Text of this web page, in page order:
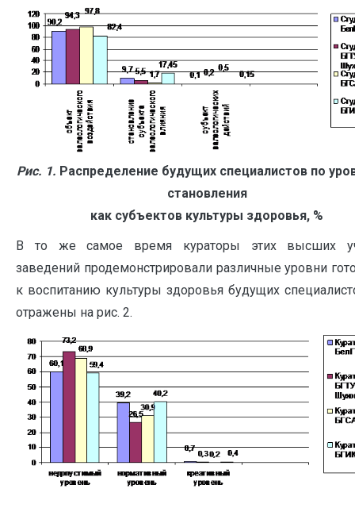
Рис. 1. Распределение будущих специалистов по
становления
как субъектов культуры здоровья, %
В то же самое время кураторы этих высших
заведений продемонстрировали различные уровни
к воспитанию культуры здоровья будущих
отражены на рис. 2.